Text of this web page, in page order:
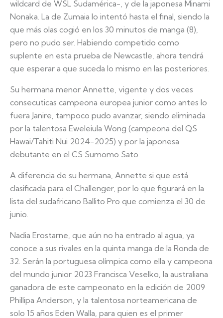
wildcard de WSL Sudamérica-, y de la japonesa Minami
Nonaka. La de Zumaia lo intentó hasta el final, siendo la
que más olas cogió en los 30 minutos de manga (8),
pero no pudo ser. Habiendo competido como
suplente en esta prueba de Newcastle, ahora tendrá
que esperar a que suceda lo mismo en las posteriores.
Su hermana menor Annette, vigente y dos veces
consecuticas campeona europea junior como antes lo
fuera Janire, tampoco pudo avanzar, siendo eliminada
por la talentosa Eweleiula Wong (campeona del QS
Hawai/Tahiti Nui 2024-2025) y por la japonesa
debutante en el CS Sumomo Sato.
A diferencia de su hermana, Annette si que está
clasificada para el Challenger, por lo que figurará en la
lista del sudafricano Ballito Pro que comienza el 30 de
junio.
Nadia Erostarne, que aún no ha entrado al agua, ya
conoce a sus rivales en la quinta manga de la Ronda de
32. Serán la portuguesa olímpica como ella y campeona
del mundo junior 2023 Francisca Veselko, la australiana
ganadora de este campeonato en la edición de 2009
Phillipa Anderson, y la talentosa norteamericana de
solo 15 años Eden Walla, para quien es el primer